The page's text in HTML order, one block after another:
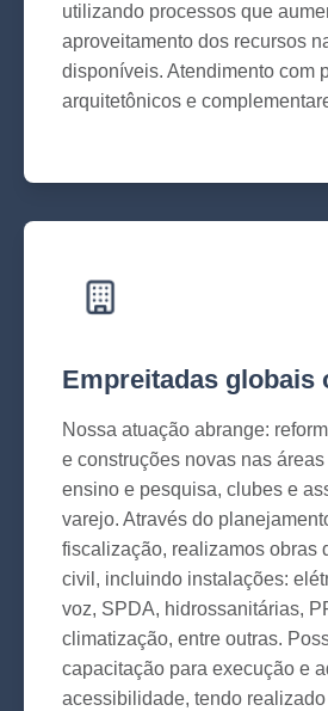
utilizando processos que
aproveitamento dos recursos
disponíveis. Atendimento com
arquitetônicos e
Empreitadas globais
Nossa atuação abrange:
e construções novas nas
ensino e pesquisa, clubes e
varejo. Através do
fiscalização, realizamos obras
civil, incluindo instalações:
voz, SPDA, hidrossanitárias,
climatização, entre outras.
capacitação para execução e
acessibilidade, tendo